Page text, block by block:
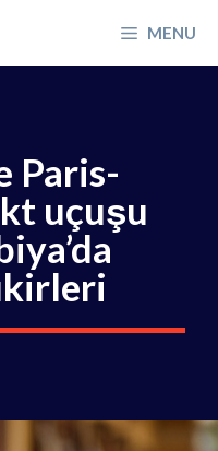
MENU
Paris-
uçuşu